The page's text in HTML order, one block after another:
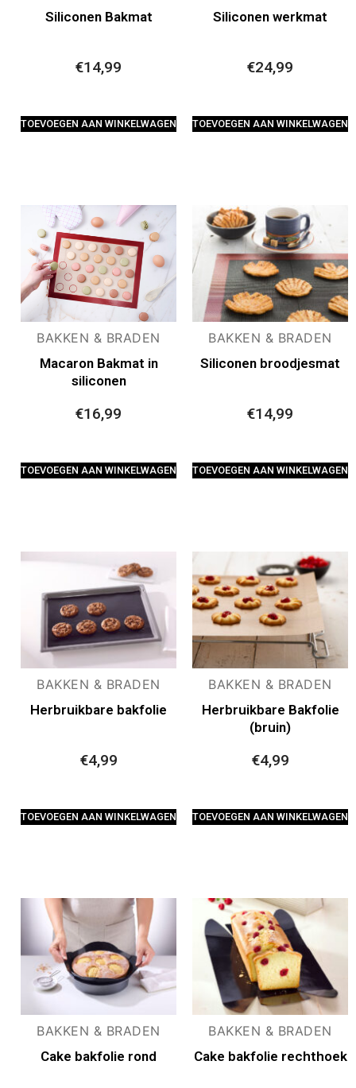
Siliconen Bakmat
€14,99
TOEVOEGEN AAN WINKELWAGEN
Siliconen werkmat
€24,99
TOEVOEGEN AAN WINKELWAGEN
BAKKEN & BRADEN
Macaron Bakmat in
siliconen
€16,99
TOEVOEGEN AAN WINKELWAGEN
BAKKEN & BRADEN
Siliconen broodjesmat
€14,99
TOEVOEGEN AAN WINKELWAGEN
BAKKEN & BRADEN
Herbruikbare bakfolie
€4,99
TOEVOEGEN AAN WINKELWAGEN
BAKKEN & BRADEN
Herbruikbare Bakfolie
(bruin)
€4,99
TOEVOEGEN AAN WINKELWAGEN
BAKKEN & BRADEN
Cake bakfolie rond
BAKKEN & BRADEN
Cake bakfolie rechthoek